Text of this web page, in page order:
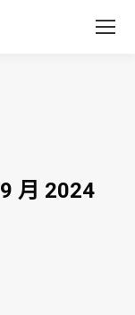
9 月 2024